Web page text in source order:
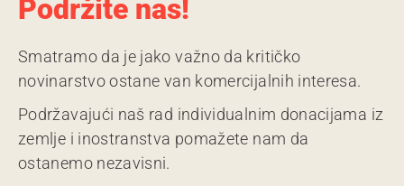
Podržite nas!
Smatramo da je jako važno da kritičko
novinarstvo ostane van komercijalnih interesa.
Podržavajući naš rad individualnim donacijama iz
zemlje i inostranstva pomažete nam da
ostanemo nezavisni.